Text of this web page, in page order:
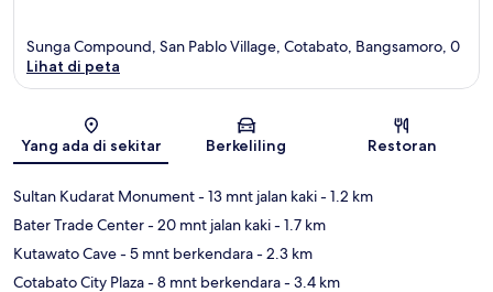
Peta
Sunga Compound, San Pablo Village, Cotabato, Bangsamoro, 0
Lihat di peta
Yang ada di sekitar Berkeliling Restoran
Sultan Kudarat Monument- 13 mnt jalan kaki- 1.2 km
Bater Trade Center- 20 mnt jalan kaki- 1.7 km
Kutawato Cave- 5 mnt berkendara- 2.3 km
Cotabato City Plaza- 8 mnt berkendara- 3.4 km